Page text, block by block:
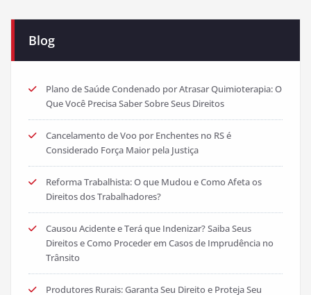
Blog
Plano de Saúde Condenado por Atrasar Quimioterapia: O
Que Você Precisa Saber Sobre Seus Direitos
Cancelamento de Voo por Enchentes no RS é
Considerado Força Maior pela Justiça
Reforma Trabalhista: O que Mudou e Como Afeta os
Direitos dos Trabalhadores?
Causou Acidente e Terá que Indenizar? Saiba Seus
Direitos e Como Proceder em Casos de Imprudência no
Trânsito
Produtores Rurais: Garanta Seu Direito e Proteja Seu